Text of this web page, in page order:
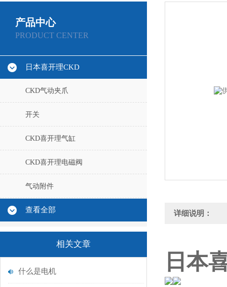
产品中心
PRODUCT CENTER
日本喜开理CKD
CKD气动夹爪
开关
CKD喜开理气缸
CKD喜开理电磁阀
气动附件
查看全部
相关文章
什么是电机
详细说明：
日本